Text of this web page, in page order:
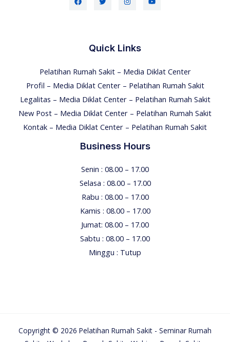
Quick Links
Pelatihan Rumah Sakit – Media Diklat Center
Profil – Media Diklat Center – Pelatihan Rumah Sakit
Legalitas – Media Diklat Center – Pelatihan Rumah Sakit
New Post – Media Diklat Center – Pelatihan Rumah Sakit
Kontak – Media Diklat Center – Pelatihan Rumah Sakit
Business Hours
Senin : 08.00 – 17.00
Selasa : 08.00 – 17.00
Rabu : 08.00 – 17.00
Kamis : 08.00 – 17.00
Jumat: 08.00 – 17.00
Sabtu : 08.00 – 17.00
Minggu : Tutup
Copyright © 2026 Pelatihan Rumah Sakit - Seminar Rumah